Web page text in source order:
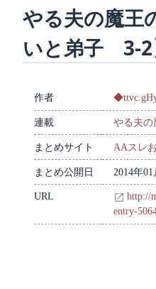
やる夫の魔
いと弟子 3-2
作者
連載 やる夫の
まとめサイト AAスレ
まとめ公開日 2014年
URL
http://
entry-